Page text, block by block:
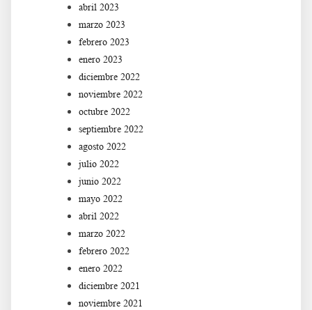
abril 2023
marzo 2023
febrero 2023
enero 2023
diciembre 2022
noviembre 2022
octubre 2022
septiembre 2022
agosto 2022
julio 2022
junio 2022
mayo 2022
abril 2022
marzo 2022
febrero 2022
enero 2022
diciembre 2021
noviembre 2021